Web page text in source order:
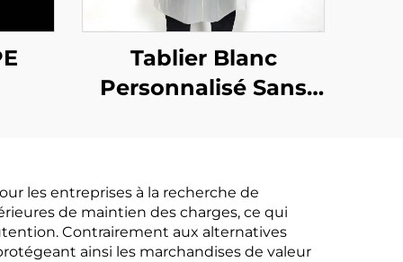
Tablier Blanc
Personnalisé Sans
les entreprises à la recherche de
de maintien des charges, ce qui
Contrairement aux alternatives
ainsi les marchandises de valeur